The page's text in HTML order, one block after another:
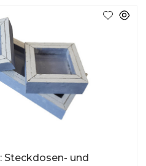
Steckdosen- und